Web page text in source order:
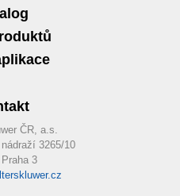
ČR, a.s.
3265/10
3